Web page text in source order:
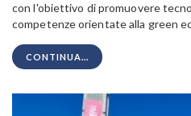
con l'obiettivo di promuovere
competenze orientate alla green
CONTINUA...